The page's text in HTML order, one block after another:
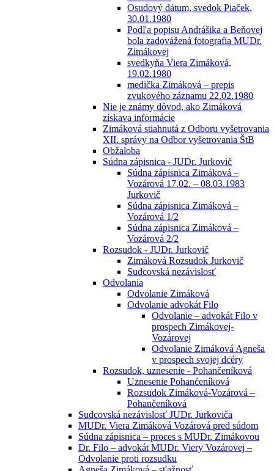
Osudový dátum, svedok Piaček,
30.01.1980
Podľa popisu Andrášika a Beňovej
bola zadovážená fotografia MUDr.
Zimákovej
svedkyňa Viera Zimáková,
19.02.1980
medička Zimáková – prepis
zvukového záznamu 22.02.1980
Nie je známy dôvod, ako Zimáková
získava informácie
Zimáková stiahnutá z Odboru vyšetrovania
XII. správy na Odbor vyšetrovania ŠtB
Obžaloba
Súdna zápisnica - JUDr. Jurkovič
Súdna zápisnica Zimáková –
Vozárová 17.02. – 08.03.1983
Jurkovič
Súdna zápisnica Zimáková –
Vozárová 1/2
Súdna zápisnica Zimáková –
Vozárová 2/2
Rozsudok - JUDr. Jurkovič
Zimáková Rozsudok Jurkovič
Sudcovská nezávislosť
Odvolania
Odvolanie Zimáková
Odvolanie advokát Filo
Odvolanie – advokát Filo v
prospech Zimákovej-
Vozárovej
Odvolanie Zimáková Agneša
v prospech svojej dcéry
Rozsudok, uznesenie - Pohančeníková
Uznesenie Pohančeníková
Rozsudok Zimáková-Vozárová –
Pohančeníková
Sudcovská nezávislosť JUDr. Jurkoviča
MUDr. Viera Zimáková Vozárová pred súdom
Súdna zápisnica – proces s MUDr. Zimákovou
Dr. Filo – advokát MUDr. Viery Vozárovej –
Odvolanie proti rozsudku